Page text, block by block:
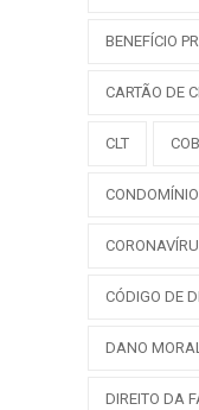
BENEFÍCIO
CARTÃO DE
CLT
CONDOMÍNIO
CÓDIGO DE
DANO
DIREITO DA